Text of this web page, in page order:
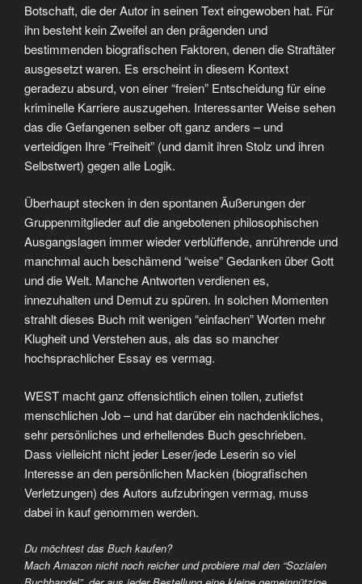
Botschaft, die der Autor in seinen Text eingewoben hat. Für
ihn besteht kein Zweifel an den prägenden und
bestimmenden biografischen Faktoren, denen die Straftäter
ausgesetzt waren. Es erscheint in diesem Kontext
geradezu absurd, von einer “freien” Entscheidung für eine
kriminelle Karriere auszugehen. Interessanter Weise sehen
das die Gefangenen selber oft ganz anders – und
verteidigen Ihre “Freiheit” (und damit ihren Stolz und ihren
Selbstwert) gegen alle Logik.
Überhaupt stecken in den spontanen Äußerungen der
Gruppenmitglieder auf die angebotenen philosophischen
Ausgangslagen immer wieder verblüffende, anrührende und
manchmal auch beschämend “weise” Gedanken über Gott
und die Welt. Manche Antworten verdienen es,
innezuhalten und Demut zu spüren. In solchen Momenten
strahlt dieses Buch mit wenigen “einfachen” Worten mehr
Klugheit und Verstehen aus, als das so mancher
hochsprachlicher Essay es vermag.
WEST macht ganz offensichtlich einen tollen, zutiefst
menschlichen Job – und hat darüber ein nachdenkliches,
sehr persönliches und erhellendes Buch geschrieben.
Dass vielleicht nicht jeder Leser/jede Leserin so viel
Interesse an den persönlichen Macken (biografischen
Verletzungen) des Autors aufzubringen vermag, muss
dabei in kauf genommen werden.
Du möchtest das Buch kaufen?
Mach Amazon nicht noch reicher und probiere mal den “Sozialen